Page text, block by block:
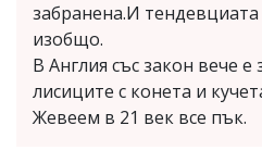
забранена.И тендевциата
изобщо.
В Англия със закон вече
лисиците с конета и
Жевеем в 21 век все пък.